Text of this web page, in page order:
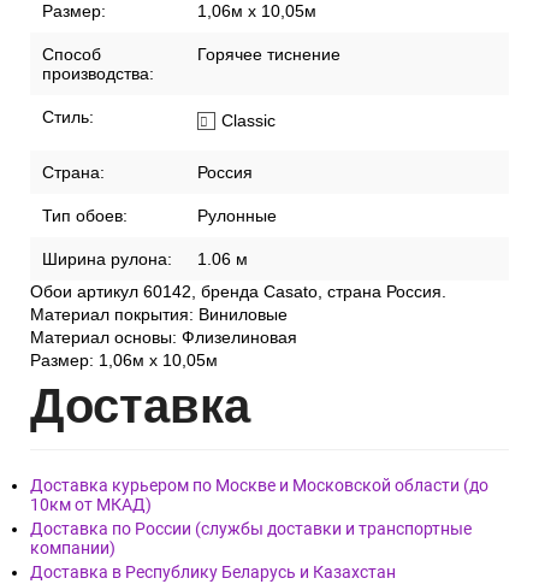
Размер: 1,06м х 10,05м
Способ
производства:
Горячее тиснение
Стиль: Classic
Страна: Россия
Тип обоев: Рулонные
Ширина рулона:
1.06 м
Обои артикул 60142, бренда Casato, страна Россия.
Материал покрытия: Виниловые
Материал основы: Флизелиновая
Размер: 1,06м х 10,05м
Доставка
Доставка курьером по Москве и Московской области (до
10км от МКАД)
Доставка по России (службы доставки и транспортные
компании)
Доставка в Республику Беларусь и Казахстан